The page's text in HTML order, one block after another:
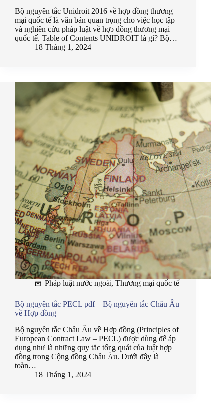
Bộ nguyên tắc Unidroit 2016 về hợp đồng thương
mại quốc tế là văn bản quan trọng cho việc học tập
và nghiên cứu pháp luật về hợp đồng thương mại
quốc tế. Table of Contents UNIDROIT là gì? Bộ…
18 Tháng 1, 2024
Pháp luật nước ngoài, Thương mại quốc tế
Bộ nguyên tắc PECL pdf – Bộ nguyên tắc Châu Âu
về Hợp đồng
Bộ nguyên tắc Châu Âu về Hợp đồng (Principles of
European Contract Law – PECL) được dùng để áp
dụng như là những quy tắc tổng quát của luật hợp
đồng trong Cộng đồng Châu Âu. Dưới đây là
toàn…
18 Tháng 1, 2024